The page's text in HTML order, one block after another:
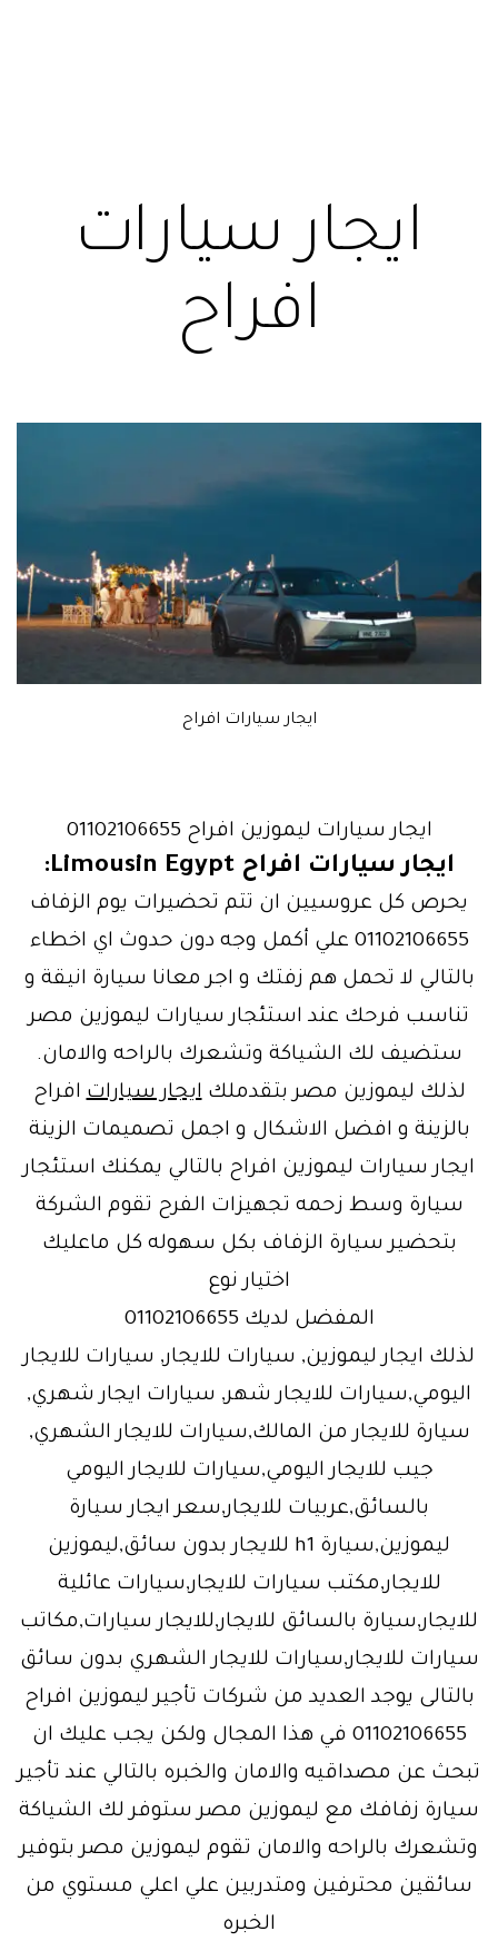
ايجار سيارات
افراح
ايجار سيارات افراح
ايجار سيارات ليموزين افراح 01102106655
ايجار سيارات افراح Limousin Egypt:
يحرص كل عروسيين ان تتم تحضيرات يوم الزفاف
01102106655 علي أكمل وجه دون حدوث اي اخطاء
بالتالي لا تحمل هم زفتك و اجر معانا سيارة انيقة و
تناسب فرحك عند استئجار سيارات ليموزين مصر
ستضيف لك الشياكة وتشعرك بالراحه والامان.
لذلك ليموزين مصر بتقدملكايجار سياراتافراح
بالزينة و افضل الاشكال و اجمل تصميمات الزينة
ايجار سيارات ليموزين افراح بالتالي يمكنك استئجار
سيارة وسط زحمه تجهيزات الفرح تقوم الشركة
بتحضير سيارة الزفاف بكل سهوله كل ماعليك
اختيار نوع
المفضل لديك 01102106655
لذلك ايجار ليموزين, سيارات للايجار, سيارات للايجار
اليومي,سيارات للايجار شهر, سيارات ايجار شهري,
سيارة للايجار من المالك,سيارات للايجار الشهري,
جيب للايجار اليومي,سيارات للايجار اليومي
بالسائق,عربيات للايجار,سعر ايجار سيارة
ليموزين,سيارة h1 للايجار بدون سائق,ليموزين
للايجار,مكتب سيارات للايجار,سيارات عائلية
للايجار,سيارة بالسائق للايجار,للايجار سيارات,مكاتب
سيارات للايجار,سيارات للايجار الشهري بدون سائق
بالتالى يوجد العديد من شركات تأجير ليموزين افراح
01102106655 في هذا المجال ولكن يجب عليك ان
تبحث عن مصداقيه والامان والخبره بالتالي عند تأجير
سيارة زفافك مع ليموزين مصر ستوفر لك الشياكة
وتشعرك بالراحه والامان تقوم ليموزين مصر بتوفير
سائقين محترفين ومتدربين علي اعلي مستوي من
الخبره